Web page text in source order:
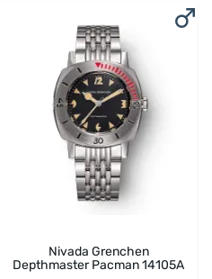
Nivada Grenchen
Depthmaster Pacman 14105A